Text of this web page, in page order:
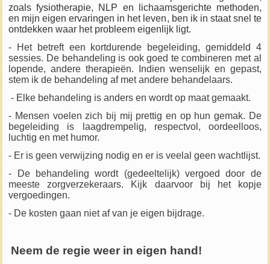
zoalsfysiotherapie, NLP en lichaamsgerichte methoden,
en mijn eigen ervaringen in het leven, ben ik in staat snel te
ontdekken waar het probleem eigenlijk ligt.
- Het betreft een kortdurende begeleiding, gemiddeld 4
sessies. De behandeling is ook goed te combineren met al
lopende, andere therapieën. Indien wenselijk en gepast,
stem ik de behandeling af met andere behandelaars.
- Elke behandeling is anders en wordt op maat gemaakt.
- Mensen voelen zich bij mij prettig en op hun gemak. De
begeleiding is laagdrempelig, respectvol, oordeelloos,
luchtig en met humor.
- Er is geen verwijzing nodig en er is veelal geen wachtlijst.
- De behandeling wordt (gedeeltelijk) vergoed door de
meeste zorgverzekeraars. Kijk daarvoor bij het kopje
vergoedingen.
- De kosten gaan niet af van je eigen bijdrage.
Neem de regie weer in eigen hand!